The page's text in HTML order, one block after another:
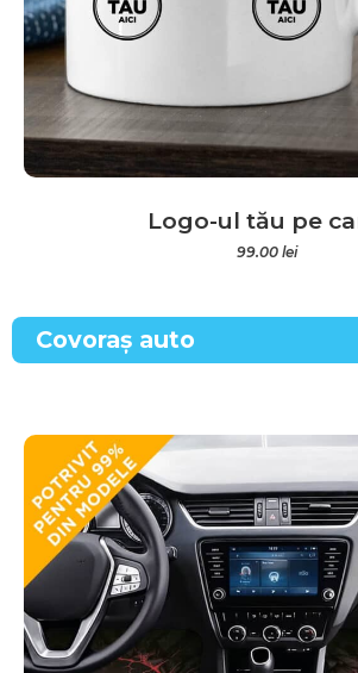
Logo-ul tău pe
99.00 lei
Covoraș auto